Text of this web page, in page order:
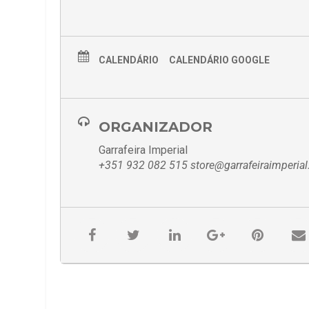
CALENDÁRIO CALENDÁRIO GOOGLE
ORGANIZADOR
Garrafeira Imperial
+351 932 082 515